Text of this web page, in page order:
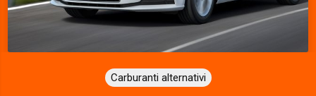
Carburanti alternativi